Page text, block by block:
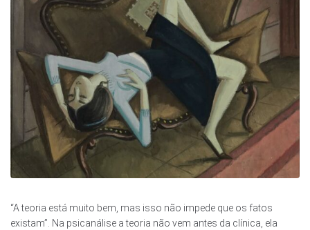
“A teoria está muito bem, mas isso não impede que os fatos
existam”. Na psicanálise a teoria não vem antes da clínica, ela